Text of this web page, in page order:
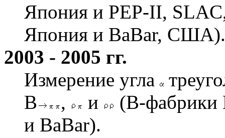
Япония и PEP-II,
Япония и BaBar, США).
2003 - 2005 гг.
Измерение угла
В
, и
(B-фабрики
и BaBar).